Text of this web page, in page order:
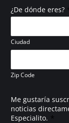
¿De dónde eres?
Ciudad
Zip Code
Me gustaría
noticias
Especialito. *